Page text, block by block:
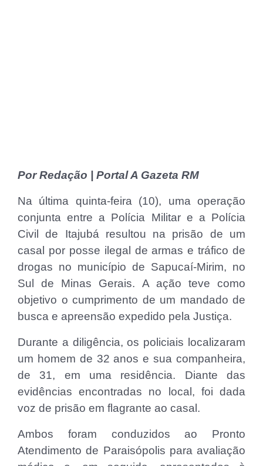
Por Redação | Portal A Gazeta RM
Na última quinta-feira (10), uma operação
conjunta entre a Polícia Militar e a Polícia
Civil de Itajubá resultou na prisão de um
casal por posse ilegal de armas e tráfico de
drogas no município de Sapucaí-Mirim, no
Sul de Minas Gerais. A ação teve como
objetivo o cumprimento de um mandado de
busca e apreensão expedido pela Justiça.
Durante a diligência, os policiais localizaram
um homem de 32 anos e sua companheira,
de 31, em uma residência. Diante das
evidências encontradas no local, foi dada
voz de prisão em flagrante ao casal.
Ambos foram conduzidos ao Pronto
Atendimento de Paraisópolis para avaliação